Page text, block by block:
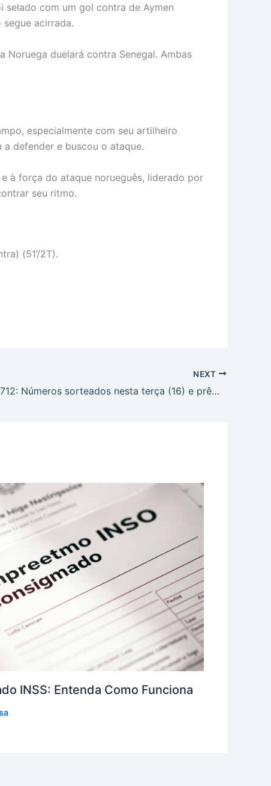
selado com um gol contra de Aymen
acirrada.
duelará contra Senegal. Ambas
especialmente com seu artilheiro
a defender e buscou o ataque.
à força do ataque norueguês, liderado por
seu ritmo.
(51’/2T).
NEXT
Lotofácil 3712: Números sorteados nesta terça (16) e prêmio de R$ 2 milhões! Veja o resultado completo e como apostar
INSS: Entenda Como Funciona